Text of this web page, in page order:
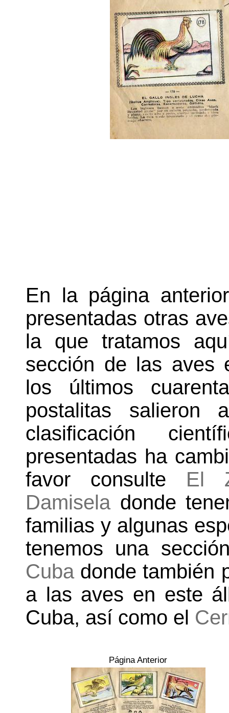
En la página
presentadas otras
la que tratamos
sección de las aves
los últimos
postalitas salieron
clasificación
presentadas ha
favor consulte El
Damiseladonde
familias y algunas
tenemos una
Cubadonde también
a las aves en este
Cuba, así como el
Página Anterior